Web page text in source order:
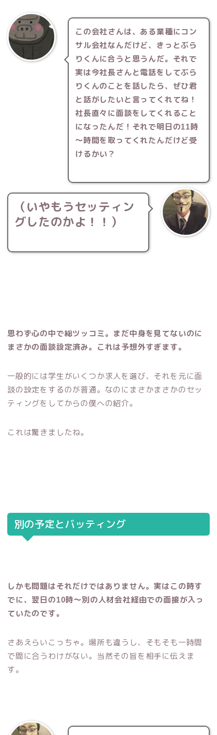
この会社さんは、ある業種にコン
サル会社なんだけど、きっとぶら
りくんに合うと思うんだ。それで
実は今社長さんと電話をしてぶら
りくんのことを話したら、ぜひ君
と話がしたいと言ってくれてね！
社長直々に面談をしてくれること
になったんだ！それで明日の11時
～時間を取ってくれたんだけど受
けるかい？
（いやもうセッティン
グしたのかよ！！）
思わず心の中で総ツッコミ。まだ中身を見てないのに
まさかの面談設定済み。これは予想外すぎます。
一般的には学生がいくつか求人を選び、それを元に面
談の設定をするのが普通。なのにまさかまさかのセッ
ティングをしてからの僕への紹介。
これは驚きましたね。
別の予定とバッティング
しかも問題はそれだけではありません。実はこの時す
でに、翌日の10時～別の人材会社経由での面接が入っ
ていたのです。
さあえらいこっちゃ。場所も違うし、そもそも一時間
で間に合うわけがない。当然その旨を相手に伝えま
す。